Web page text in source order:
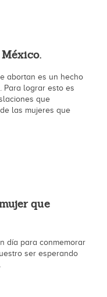
abortan es un hecho
Para lograr esto es
que
las mujeres que
que
día para conmemorar
ser esperando